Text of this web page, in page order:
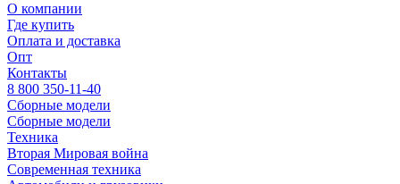
О компании
Где купить
Оплата и доставка
Опт
Контакты
8 800 350-11-40
Сборные модели
Сборные модели
Техника
Вторая Мировая война
Современная техника